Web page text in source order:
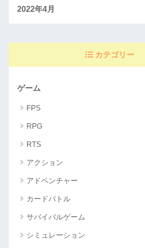
2022年4月
カテゴリー
ゲーム
FPS
RPG
RTS
アクション
アドベンチャー
カードバトル
サバイバルゲーム
シミュレーション